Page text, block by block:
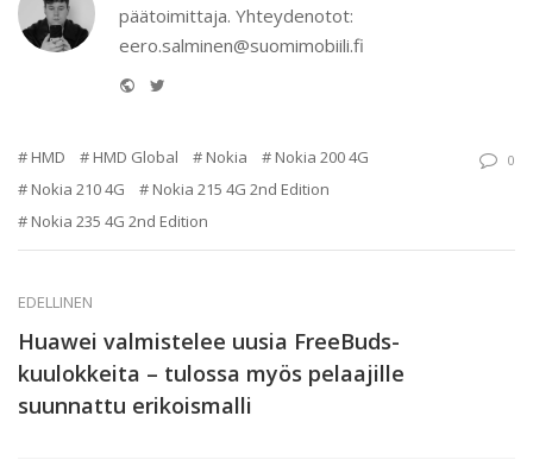
päätoimittaja. Yhteydenotot:
eero.salminen@suomimobiili.fi
Website
HMD HMD Global Nokia
Nokia 200 4G
Nokia 210 4G
Nokia 215 4G 2nd Edition
Nokia 235 4G 2nd Edition
0
EDELLINEN
Huawei valmistelee uusia FreeBuds-
kuulokkeita – tulossa myös pelaajille
suunnattu erikoismalli